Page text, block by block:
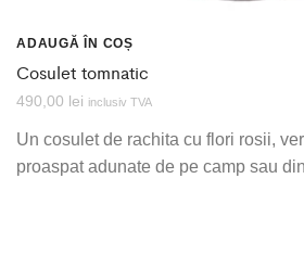
ADAUGĂ ÎN COȘ
Cosulet tomnatic
490,00 lei inclusiv TVA
Un cosulet de rachita cu flori rosii,
proaspat adunate de pe camp sau